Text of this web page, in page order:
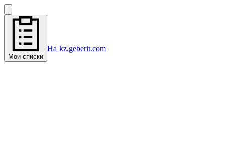
Мои списки
На kz.geberit.com